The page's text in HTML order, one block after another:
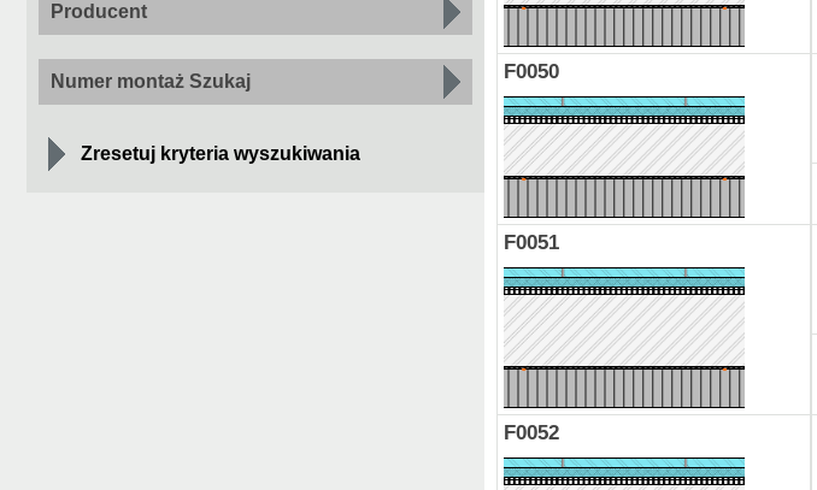
Producent
Numer montaż Szukaj
Zresetuj kryteria wyszukiwania
F0050
F0051
F0052